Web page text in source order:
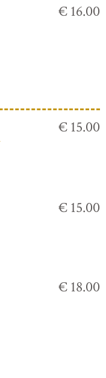
€ 16.00
€ 15.00
€ 15.00
€ 18.00